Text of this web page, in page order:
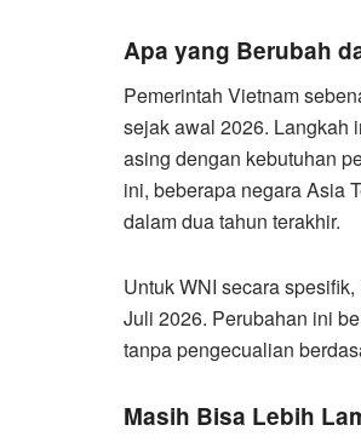
Apa yang Berubah
Pemerintah Vietnam
sejak awal 2026. Langkah
asing dengan kebutuhan
ini, beberapa negara Asia
dalam dua tahun terakhir.
Untuk WNI secara
Juli 2026. Perubahan ini
tanpa pengecualian
Masih Bisa Lebih